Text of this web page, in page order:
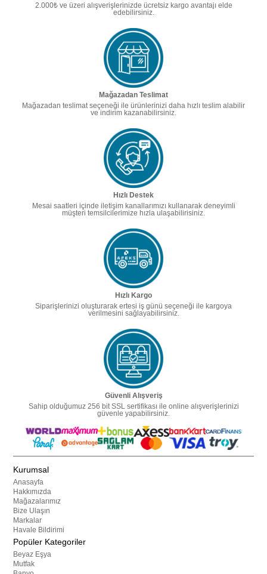
2.000₺ ve üzeri alışverişlerinizde ücretsiz kargo avantajı elde
edebilirsiniz.
Mağazadan Teslimat
Mağazadan teslimat seçeneği ile ürünlerinizi daha hızlı teslim alabilir
ve indirim kazanabilirsiniz.
Hızlı Destek
Mesai saatleri içinde iletişim kanallarımızı kullanarak deneyimli
müşteri temsilcilerimize hızla ulaşabilirisiniz.
Hızlı Kargo
Siparişlerinizi oluşturarak ertesi iş günü seçeneği ile kargoya
verilmesini sağlayabilirsiniz.
Güvenli Alışveriş
Sahip olduğumuz 256 bit SSL sertifikası ile online alışverişlerinizi
güvenle yapabilirsiniz.
Kurumsal
Anasayfa
Hakkımızda
Mağazalarımız
Bize Ulaşın
Markalar
Havale Bildirimi
Popüler Kategoriler
Beyaz Eşya
Mutfak